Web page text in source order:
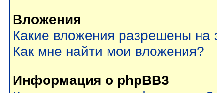
Вложения
Какие вложения разрешены на
Как мне найти мои вложения?
Информация о phpBB3